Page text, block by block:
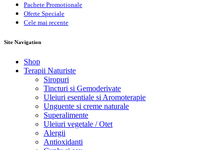
Pachete Promotionale
Oferte Speciale
Cele mai recente
Site Navigation
Shop
Terapii Naturiste
Siropuri
Tincturi si Gemoderivate
Uleiuri esentiale si Aromoterapie
Unguente si creme naturale
Superalimente
Uleiuri vegetale / Otet
Alergii
Antioxidanti